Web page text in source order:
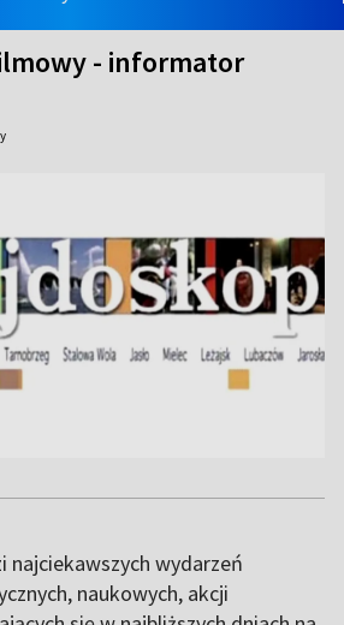
- informator
najciekawszych wydarzeń
naukowych, akcji